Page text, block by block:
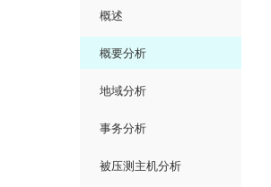
概述
概要分析
地域分析
事务分析
被压测主机分析